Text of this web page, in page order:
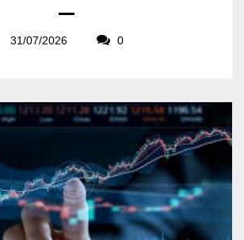
31/07/2026 0